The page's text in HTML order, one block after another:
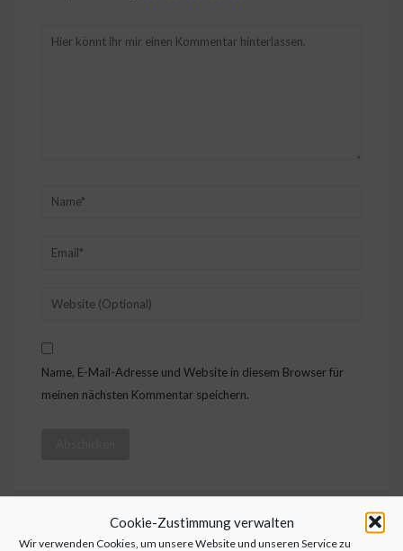
Cookie-Zustimmung verwalten
Wir verwenden Cookies, um unsere Website und unseren Service zu
Name, E-Mail-Adresse und Website in diesem Browser für
meinen nächsten Kommentar speichern.
Suche